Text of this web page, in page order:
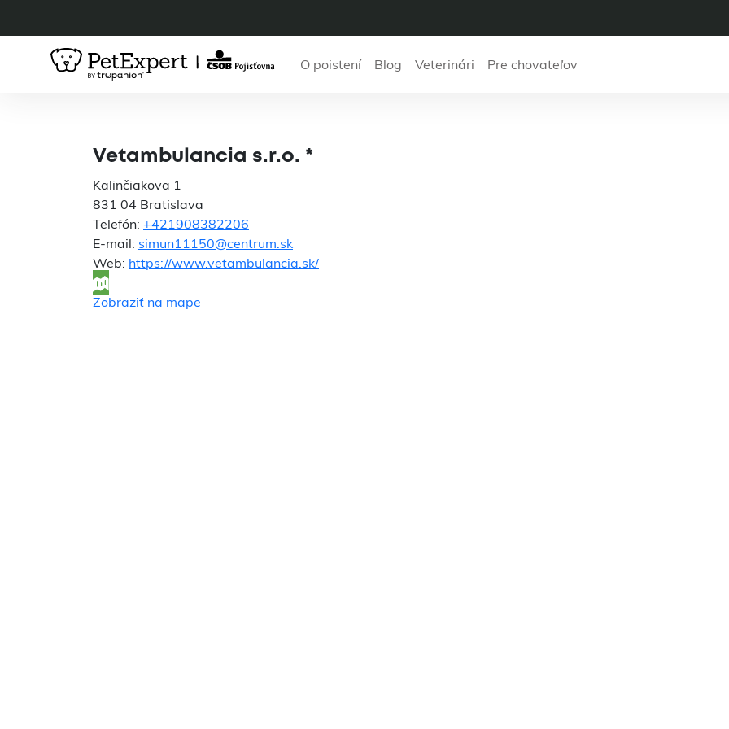
O poistení Blog Veterinári Pre chovateľov
Vetambulancia s.r.o. *
Kalinčiakova 1
831 04 Bratislava
Telefón: +421908382206
E-mail: simun11150@centrum.sk
Web: https://www.vetambulancia.sk/
Zobraziť na mape